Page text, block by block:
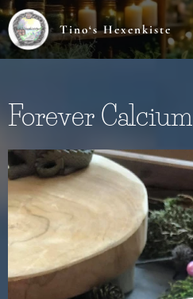
Tino‘s Hexenkiste
Forever Calcium